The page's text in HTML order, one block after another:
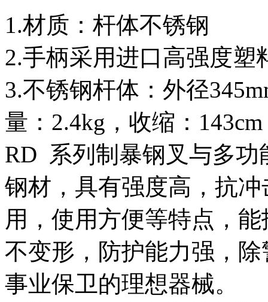
1.材质：杆体不锈钢
2.手柄采用进口高强度塑
3.不锈钢杆体：外径
量：2.4kg，收缩：
RD 系列制暴钢叉与多功
钢材，具有强度高，抗
用，使用方便等特点，
不变形，防护能力强，
事业保卫的理想器械。